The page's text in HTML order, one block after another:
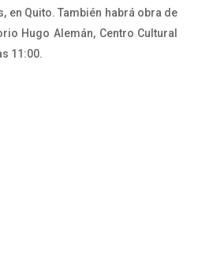
en Quito. También habrá obra de
Hugo Alemán, Centro Cultural
11:00.